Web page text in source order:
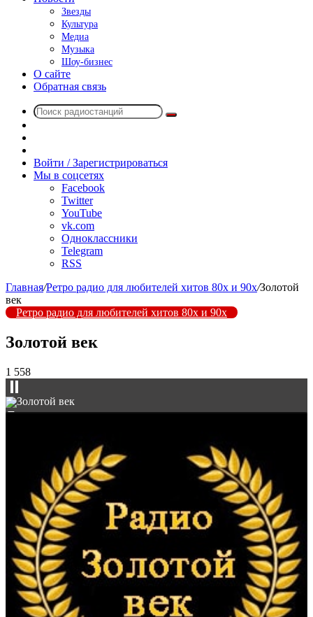
Звезды
Культура
Медиа
Музыка
Шоу-бизнес
О сайте
Обратная связь
Поиск
радио
Войти / Зарегистрироваться
Мы в соцсетях
Facebook
Twitter
YouTube
vk.com
Одноклассники
Telegram
RSS
Главная/Ретро радио для любителей хитов 80х и 90х/Золотой
век
Ретро радио для любителей хитов 80х и 90х
Золотой век
1 558
Золотой век
▼